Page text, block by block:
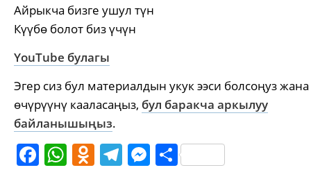
Айрыкча бизге ушул түн
Күүбө болот биз үчүн
YouTube булагы
Эгер сиз бул материалдын укук ээси болсоңуз жана
өчүрүүнү кааласаңыз, бул баракча аркылуу
байланышыңыз.
Facebook
WhatsApp
Odnoklassniki
Telegram
Messenger
Share